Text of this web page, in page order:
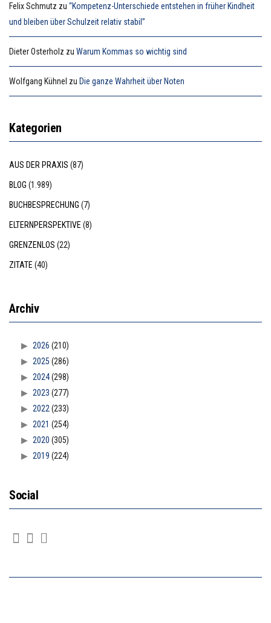
Felix Schmutz zu “Kompetenz-Unterschiede entstehen in früher Kindheit
und bleiben über Schulzeit relativ stabil”
Dieter Osterholz zu Warum Kommas so wichtig sind
Wolfgang Kühnel zu Die ganze Wahrheit über Noten
Kategorien
AUS DER PRAXIS (87)
BLOG (1.989)
BUCHBESPRECHUNG (7)
ELTERNPERSPEKTIVE (8)
GRENZENLOS (22)
ZITATE (40)
Archiv
2026 (210)
2025 (286)
2024(298)
2023 (277)
2022 (233)
2021 (254)
2020 (305)
2019 (224)
Social